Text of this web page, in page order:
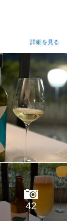
詳細を見る
42